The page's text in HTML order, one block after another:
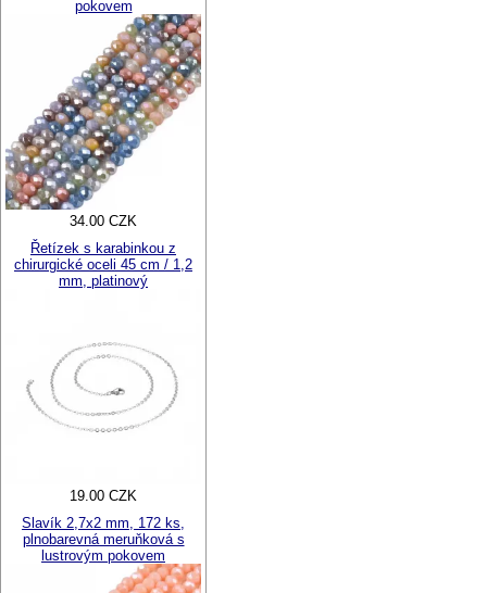
pokovem
34.00 CZK
Řetízek s karabinkou z
chirurgické oceli 45 cm / 1,2
mm, platinový
19.00 CZK
Slavík 2,7x2 mm, 172 ks,
plnobarevná meruňková s
lustrovým pokovem